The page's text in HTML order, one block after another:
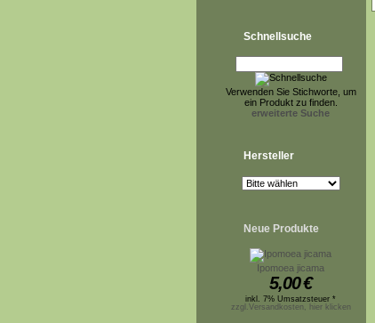
Schnellsuche
Verwenden Sie Stichworte, um
ein Produkt zu finden.
erweiterte Suche
Hersteller
Neue Produkte
Ipomoea jicama
5,00€
inkl. 7% Umsatzsteuer *
zzgl.Versandkosten, hier klicken